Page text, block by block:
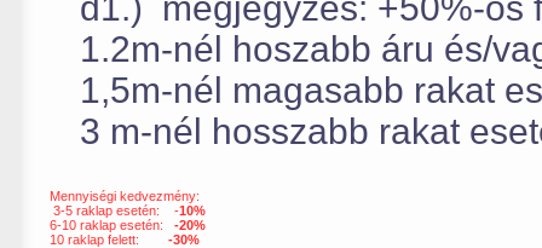
1.2m-nél hoszabb áru és/
1,5m-nél magasabb rakat
3 m-nél hosszabb rakat
Mennyiségi kedvezmény:
3-5 raklap esetén: -10%
6-10 raklap esetén: -20%
10 raklap felett: -30%